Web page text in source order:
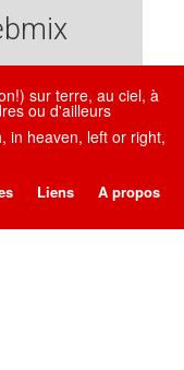
sur terre, au ciel, à
ou d'ailleurs
in heaven, left or right,
Liens A propos